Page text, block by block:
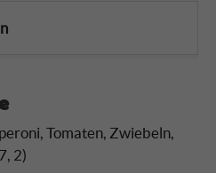
Tomaten, Zwiebeln,
2)